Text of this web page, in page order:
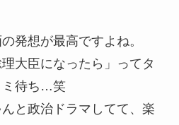
発想が最高ですよね。
大臣になったら」ってタ
ミ待ち…笑
と政治ドラマしてて、楽